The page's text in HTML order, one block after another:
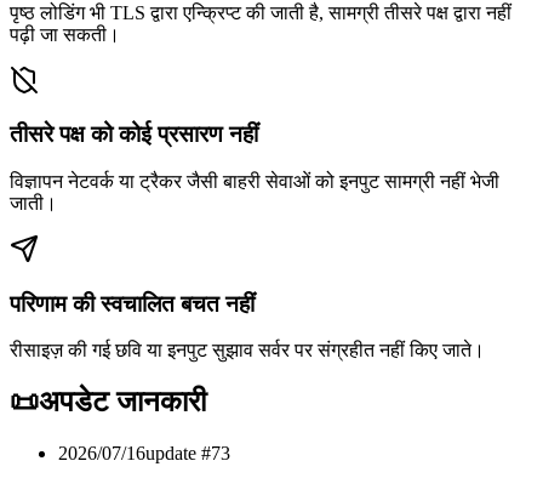
पृष्ठ लोडिंग भी TLS द्वारा एन्क्रिप्ट की जाती है, सामग्री तीसरे पक्ष द्वारा नहीं
पढ़ी जा सकती।
तीसरे पक्ष को कोई प्रसारण नहीं
विज्ञापन नेटवर्क या ट्रैकर जैसी बाहरी सेवाओं को इनपुट सामग्री नहीं भेजी
जाती।
परिणाम की स्वचालित बचत नहीं
रीसाइज़ की गई छवि या इनपुट सुझाव सर्वर पर संग्रहीत नहीं किए जाते।
📜अपडेट जानकारी
2026/07/16update #73